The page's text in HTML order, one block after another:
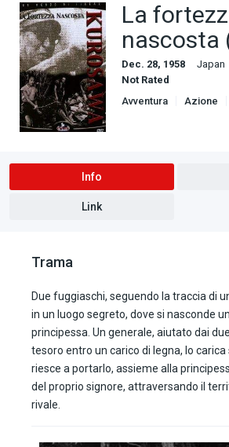
La
nascosta
Dec. 28, 1958 Japan
Not Rated
Avventura
Azione
Info
Link
Trama
Due fuggiaschi, seguendo la traccia di
in un luogo segreto, dove si nasconde
principessa. Un generale, aiutato dai
tesoro entro un carico di legna, lo carica
riesce a portarlo, assieme alla
del proprio signore, attraversando il
rivale.